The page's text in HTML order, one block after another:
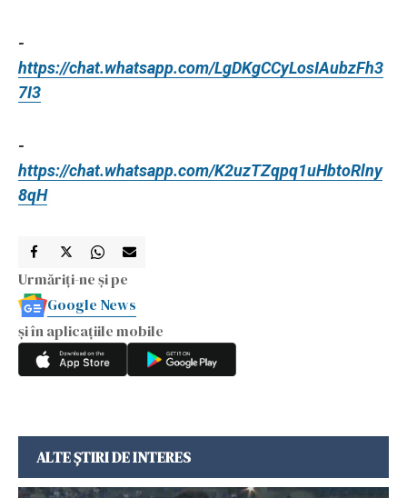
-
https://chat.whatsapp.com/LgDKgCCyLosIAubzFh3
7I3
-
https://chat.whatsapp.com/K2uzTZqpq1uHbtoRlny
8qH
Urmăriți-ne și pe
Google News
și în aplicațiile mobile
ALTE ȘTIRI DE INTERES